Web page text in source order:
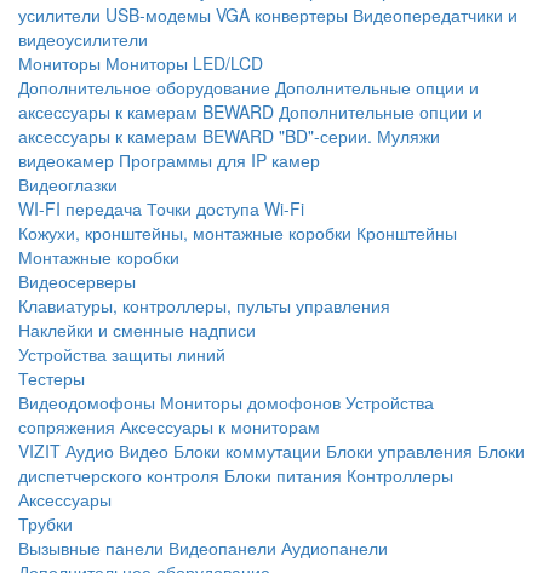
усилители USB-модемы VGA конвертеры Видеопередатчики и
видеоусилители
Мониторы Мониторы LED/LCD
Дополнительное оборудование Дополнительные опции и
аксессуары к камерам BEWARD Дополнительные опции и
аксессуары к камерам BEWARD "BD"-серии. Муляжи
видеокамер Программы для IP камер
Видеоглазки
WI-FI передача Точки доступа Wi-Fi
Кожухи, кронштейны, монтажные коробки Кронштейны
Монтажные коробки
Видеосерверы
Клавиатуры, контроллеры, пульты управления
Наклейки и сменные надписи
Устройства защиты линий
Тестеры
Видеодомофоны Мониторы домофонов Устройства
сопряжения Аксессуары к мониторам
VIZIT Аудио Видео Блоки коммутации Блоки управления Блоки
диспетчерского контроля Блоки питания Контроллеры
Аксессуары
Трубки
Вызывные панели Видеопанели Аудиопанели